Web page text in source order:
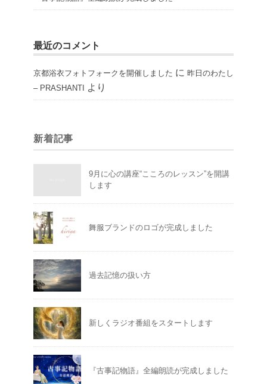
最近のコメント
京都浴衣フォトフォークを開催しました に 昨日のわたし
– PRASHANTI
より
新着記事
9月に心の講座“こころのレッスン”を開講
します
舞服ブランドのロゴが完成しました
過去記憶の扱い方
新しくラジオ番組をスタートします
『古事記物語』全編朗読が完成しました